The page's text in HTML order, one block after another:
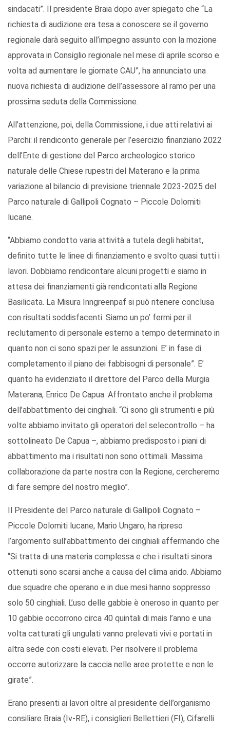
sindacati”. Il presidente Braia dopo aver spiegato che “La
richiesta di audizione era tesa a conoscere se il governo
regionale darà seguito all’impegno assunto con la mozione
approvata in Consiglio regionale nel mese di aprile scorso e
volta ad aumentare le giornate CAU”, ha annunciato una
nuova richiesta di audizione dell’assessore al ramo per una
prossima seduta della Commissione.
All’attenzione, poi, della Commissione, i due atti relativi ai
Parchi: il rendiconto generale per l’esercizio finanziario 2022
dell’Ente di gestione del Parco archeologico storico
naturale delle Chiese rupestri del Materano e la prima
variazione al bilancio di previsione triennale 2023-2025 del
Parco naturale di Gallipoli Cognato – Piccole Dolomiti
lucane.
“Abbiamo condotto varia attività a tutela degli habitat,
definito tutte le linee di finanziamento e svolto quasi tutti i
lavori. Dobbiamo rendicontare alcuni progetti e siamo in
attesa dei finanziamenti già rendicontati alla Regione
Basilicata. La Misura Inngreenpaf si può ritenere conclusa
con risultati soddisfacenti. Siamo un po’ fermi per il
reclutamento di personale esterno a tempo determinato in
quanto non ci sono spazi per le assunzioni. E’ in fase di
completamento il piano dei fabbisogni di personale”. E’
quanto ha evidenziato il direttore del Parco della Murgia
Materana, Enrico De Capua. Affrontato anche il problema
dell’abbattimento dei cinghiali. “Ci sono gli strumenti e più
volte abbiamo invitato gli operatori del selecontrollo – ha
sottolineato De Capua –, abbiamo predisposto i piani di
abbattimento ma i risultati non sono ottimali. Massima
collaborazione da parte nostra con la Regione, cercheremo
di fare sempre del nostro meglio”.
Il Presidente del Parco naturale di Gallipoli Cognato –
Piccole Dolomiti lucane, Mario Ungaro, ha ripreso
l’argomento sull’abbattimento dei cinghiali affermando che
“Si tratta di una materia complessa e che i risultati sinora
ottenuti sono scarsi anche a causa del clima arido. Abbiamo
due squadre che operano e in due mesi hanno soppresso
solo 50 cinghiali. L’uso delle gabbie è oneroso in quanto per
10 gabbie occorrono circa 40 quintali di mais l’anno e una
volta catturati gli ungulati vanno prelevati vivi e portati in
altra sede con costi elevati. Per risolvere il problema
occorre autorizzare la caccia nelle aree protette e non le
girate”.
Erano presenti ai lavori oltre al presidente dell’organismo
consiliare Braia (Iv-RE), i consiglieri Bellettieri (FI), Cifarelli